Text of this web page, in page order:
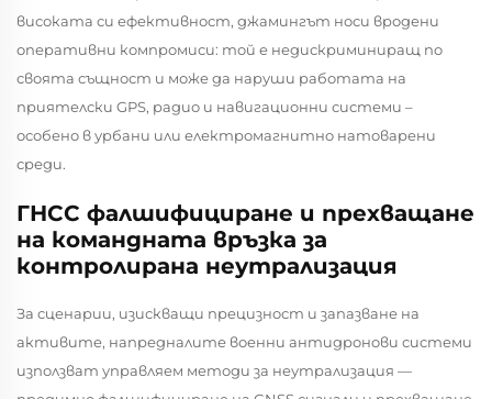
високата си ефективност, джамингът носи вродени
оперативни компромиси: той е недискриминиращ по
своята същност и може да наруши работата на
приятелски GPS, радио и навигационни системи –
особено в урбани или електромагнитно натоварени
среди.
ГНСС фалшифициране и прехващане
на командната връзка за
контролирана неутрализация
За сценарии, изискващи прецизност и запазване на
активите, напредналите военни антидронови системи
използват управляем методи за неутрализация —